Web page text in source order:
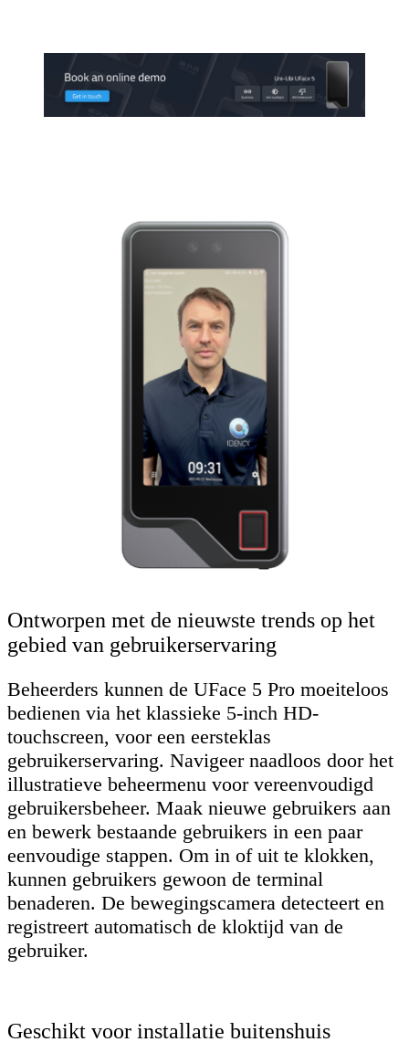
Ontworpen met de nieuwste trends op het
gebied van gebruikerservaring
Beheerders kunnen de UFace 5 Pro moeiteloos
bedienen via het klassieke 5-inch HD-
touchscreen, voor een eersteklas
gebruikerservaring. Navigeer naadloos door het
illustratieve beheermenu voor vereenvoudigd
gebruikersbeheer. Maak nieuwe gebruikers aan
en bewerk bestaande gebruikers in een paar
eenvoudige stappen. Om in of uit te klokken,
kunnen gebruikers gewoon de terminal
benaderen. De bewegingscamera detecteert en
registreert automatisch de kloktijd van de
gebruiker.
Geschikt voor installatie buitenshuis